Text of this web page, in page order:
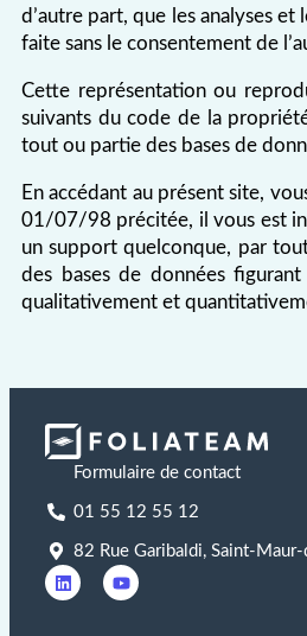
d’autre part, que les analyses
faite sans le consentement de
Cette représentation ou
suivants du code de la
tout ou partie des bases de
En accédant au présent site,
01/07/98 précitée, il vous est
un support quelconque, par
des bases de données
qualitativement et
Formulaire de contact
01 55 12 55 12
82 Rue Garibaldi, Saint-